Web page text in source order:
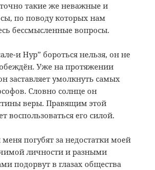
такие же неважные и
по поводу которых нам
бессмысленные вопросы.
и Нур” бороться нельзя, он не
Уже на протяжении
заставляет умолкнуть самых
Словно солнце он
веры. Правящим этой
воспользоваться его силой.
меня погубят за недостатки моей
личности и разными
подорвут в глазах общества